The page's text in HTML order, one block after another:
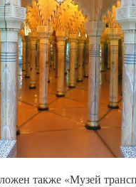
также «Музей